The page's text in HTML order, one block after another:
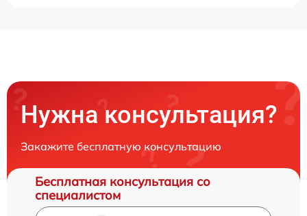
Нужна консультация?
Закажите бесплатную консультацию
Бесплатная консультация со
специалистом